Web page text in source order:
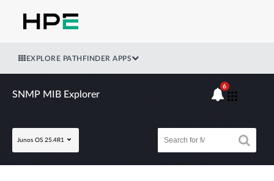
EXPLORE PATHFINDER APPS
SNMP MIB Explorer
Junos OS 25.4R1
6